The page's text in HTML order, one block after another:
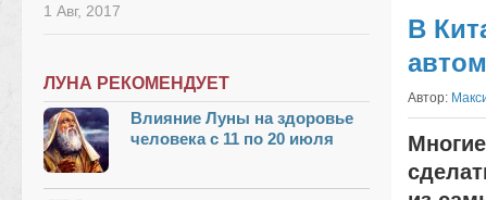
В
Автор:
1 Авг, 2017
ЛУНА РЕКОМЕНДУЕТ
Влияние Луны на здоровье
человека с 11 по 20 июля